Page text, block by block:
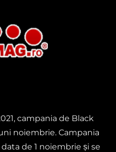
campania de Black
noiembrie. Campania
de 1 noiembrie și se